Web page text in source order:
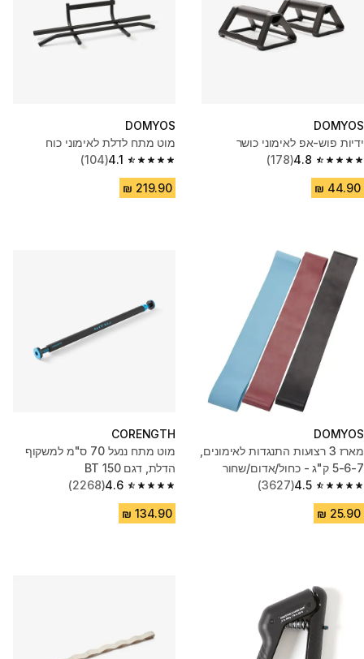
DOMYOS
ידיות פוש-אפ לאימוני כושר
4.8
4.8 out of 5 stars from 178 reviews
(178)
DOMYOS
מוט מתח לדלת לאימוני כוח
4.1
4.1 out of 5 stars from 104 reviews
(104)
DOMYOS
מארז 3 רצועות התנגדות לאימונים,
5-6-7 ק"ג - כחול/אדום/שחור
4.5
4.5 out of 5 stars from 3627 reviews
(3627)
CORENGTH
מוט מתח ננעל 70 ס"מ למשקוף
הדלת, דגם BT 150
4.6
4.6 out of 5 stars from 2268 reviews
(2268)